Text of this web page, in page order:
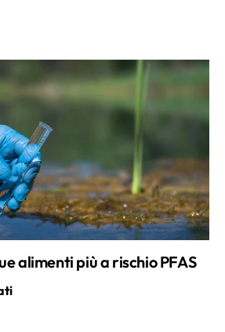
alimenti più a rischio PFAS